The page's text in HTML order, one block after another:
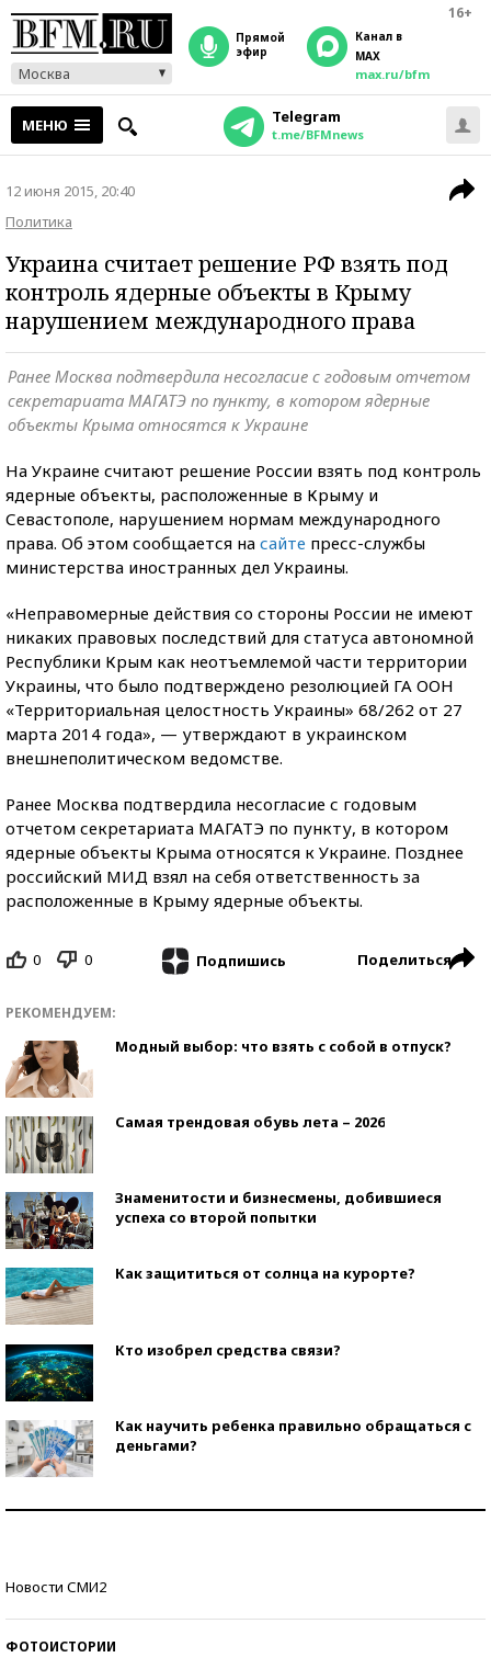
16+
Москва
прямой
эфир
Канал в
MAX
max.ru/bfm
МЕНЮ Telegram
t.me/BFMnews
12 июня 2015, 20:40
Политика
Украина считает решение РФ взять под
контроль ядерные объекты в Крыму
нарушением международного права
Ранее Москва подтвердила несогласие с годовым отчетом
секретариата МАГАТЭ по пункту, в котором ядерные
объекты Крыма относятся к Украине
На Украине считают решение России взять под контроль
ядерные объекты, расположенные в Крыму и
Севастополе, нарушением нормам международного
права. Об этом сообщается на сайте пресс-службы
министерства иностранных дел Украины.
«Неправомерные действия со стороны России не имеют
никаких правовых последствий для статуса автономной
Республики Крым как неотъемлемой части территории
Украины, что было подтверждено резолюцией ГА ООН
«Территориальная целостность Украины» 68/262 от 27
марта 2014 года», — утверждают в украинском
внешнеполитическом ведомстве.
Ранее Москва подтвердила несогласие с годовым
отчетом секретариата МАГАТЭ по пункту, в котором
ядерные объекты Крыма относятся к Украине. Позднее
российский МИД взял на себя ответственность за
расположенные в Крыму ядерные объекты.
0 0 Подпишись Поделиться
РЕКОМЕНДУЕМ:
Модный выбор: что взять с собой в отпуск?
Самая трендовая обувь лета – 2026
Знаменитости и бизнесмены, добившиеся
успеха со второй попытки
Как защититься от солнца на курорте?
Кто изобрел средства связи?
Как научить ребенка правильно обращаться с
деньгами?
Новости СМИ2
ФОТОИСТОРИИ